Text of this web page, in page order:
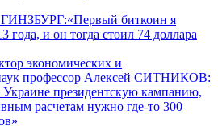
биткоин я
года, и он тогда стоил 74 доллара
экономических и
профессор Алексей СИТНИКОВ:
Украине президентскую кампанию,
расчетам нужно где-то 300